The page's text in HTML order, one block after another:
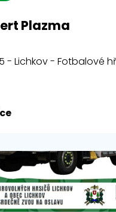
Plazma
- Lichkov - Fotbalové